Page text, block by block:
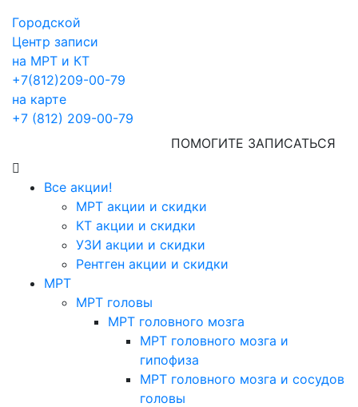
Городской
Центр записи
на МРТ и КТ
+7(812)209-00-79
на карте
+7 (812) 209-00-79
ПОМОГИТЕ ЗАПИСАТЬСЯ
Все акции!
МРТ акции и скидки
КТ акции и скидки
УЗИ акции и скидки
Рентген акции и скидки
МРТ
МРТ головы
МРТ головного мозга
МРТ головного мозга и
гипофиза
МРТ головного мозга и сосудов
головы